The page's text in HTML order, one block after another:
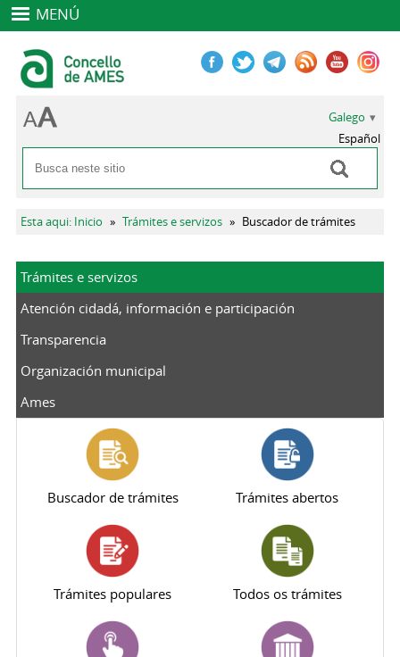
MENÚ
Formulario de busca
Buscar
Galego
Español
Vostede está aquí
Esta aqui: Inicio » Trámites e servizos » Buscador de trámites
Trámites e servizos
Atención cidadá, información e participación
Transparencia
Organización municipal
Ames
Buscador de trámites Trámites abertos
Trámites populares Todos os trámites